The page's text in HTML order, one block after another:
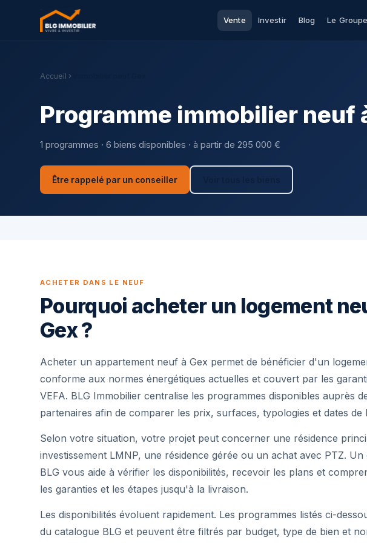
Vente Investir Blog Le Groupe
Accueil
Programme immobilier neuf
1 programmes · 6 biens disponibles · à partir de 295 000 €
Être rappelé par un conseiller
ACHETER DANS LE NEUF
Pourquoi acheter un logement
Gex ?
Acheter un appartement neuf à Gex permet de bénéficier d'un
conforme aux normes énergétiques actuelles et couvert par les
VEFA. BLG Immobilier centralise les programmes disponibles auprès
partenaires afin de comparer les prix, surfaces, typologies et dates de
Selon votre situation, votre projet peut concerner une résidence
investissement LMNP, une résidence gérée ou un achat avec PTZ. Un
BLG vous aide à vérifier les disponibilités, recevoir les plans et
les garanties et les étapes jusqu'à la livraison.
Les disponibilités évoluent rapidement. Les programmes listés ci-
du catalogue BLG et peuvent être filtrés par budget, type de bien et